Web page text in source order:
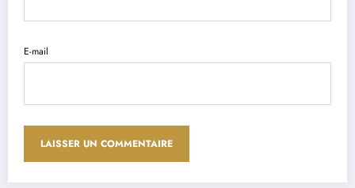
E-mail